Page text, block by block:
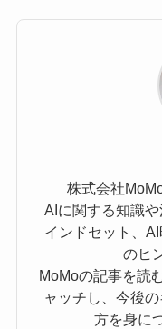
株式会社
AIに関する知識
インドセット、
のヒ
MoMoの記事を読
ャッチし、今後
方を身に